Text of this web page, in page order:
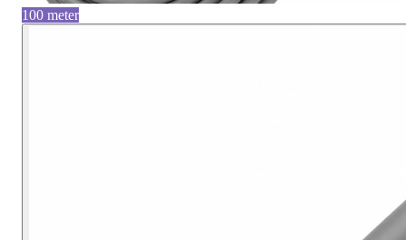
100 meter